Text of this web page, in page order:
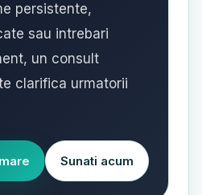
persistente,
sau intrebari
un consult
clarifica urmatorii
Sunati acum